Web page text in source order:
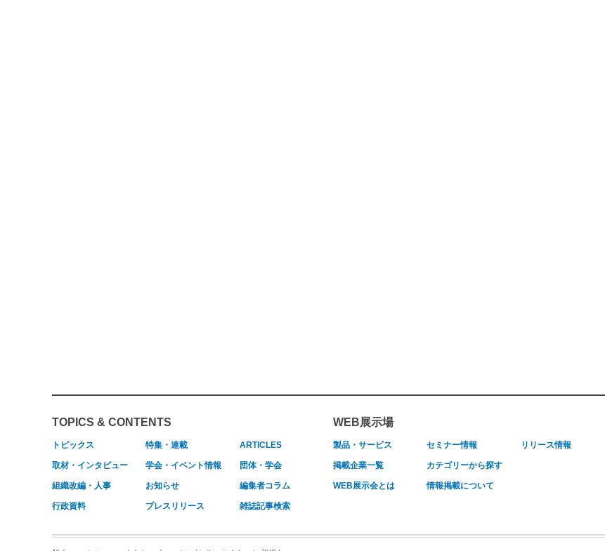
TOPICS & CONTENTS
トピックス 特集・連載 ARTICLES
取材・インタビュー 学会・イベント情報 団体・学会
組織改編・人事 お知らせ 編集者コラム
行政資料 プレスリリース 雑誌記事検索
WEB展示場
製品・サービス セミナー情報 リリース情報
掲載企業一覧 カテゴリーから探す
WEB展示会とは 情報掲載について